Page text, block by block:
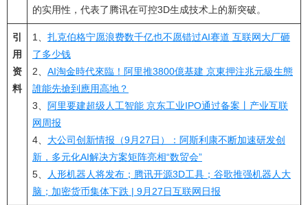
的实用性，代表了腾讯在可控3D生成技术上的新突破。
引
用
资
料
1、 扎克伯格宁愿浪费数千亿也不愿错过AI赛道 互联网大厂砸
了多少钱
2、 AI淘金時代來臨！阿里推3800億基建 京東押注兆元級生態
誰能先搶到應用高地？
3、
阿里要建超级人工智能 京东工业IPO通过备案丨产业互联
网周报
4、 大公司创新情报（9月27日）：阿斯利康不断加速研发创
新，多元化AI解决方案矩阵亮相“数贸会”
5、
人形机器人将发布；腾讯开源3D工具；谷歌推强机器人大
脑；加密货币集体下跌 | 9月27日互联网日报